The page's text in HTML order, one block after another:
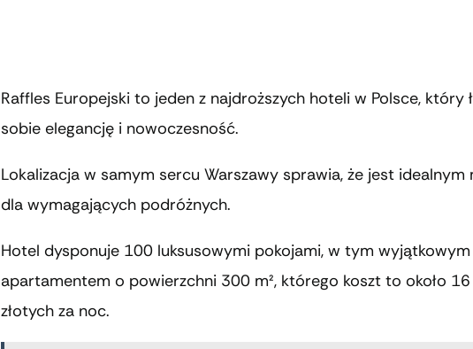
Raffles Europejski to jeden z najdroższych hoteli w Polsce, który
sobie elegancję i nowoczesność.
Lokalizacja w samym sercu Warszawy sprawia, że jest idealnym
dla wymagających podróżnych.
Hotel dysponuje 100 luksusowymi pokojami, w tym wyjątkowym
apartamentem o powierzchni 300 m², którego koszt to około
złotych za noc.